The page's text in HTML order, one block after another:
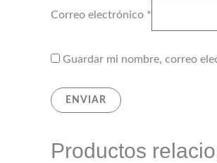
Correo electrónico *
Guardar mi nombre, correo
Productos